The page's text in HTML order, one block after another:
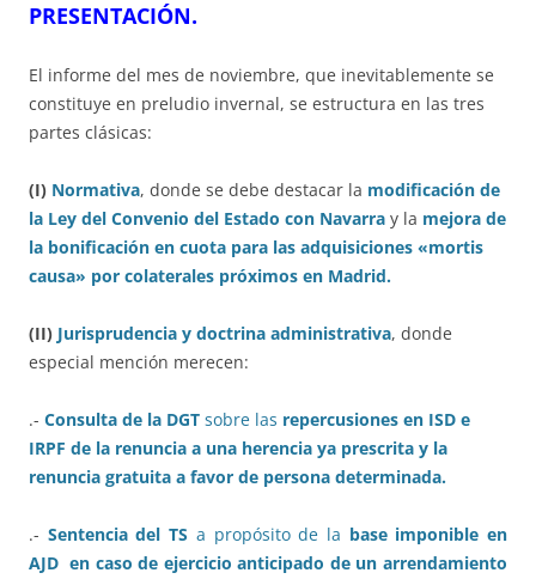
PRESENTACIÓN.
El informe del mes de noviembre, que inevitablemente se
constituye en preludio invernal, se estructura en las tres
partes clásicas:
(I) Normativa, donde se debe destacar la modificación de
la Ley del Convenio del Estado con Navarra y la mejora de
la bonificación en cuota para las adquisiciones «mortis
causa» por colaterales próximos en Madrid.
(II) Jurisprudencia y doctrina administrativa, donde
especial mención merecen:
.- Consulta de la DGT sobre las repercusiones en ISD e
IRPF de la renuncia a una herencia ya prescrita y la
renuncia gratuita a favor de persona determinada.
.- Sentencia del TS a propósito de la base imponible en
AJD en caso de ejercicio anticipado de un arrendamiento